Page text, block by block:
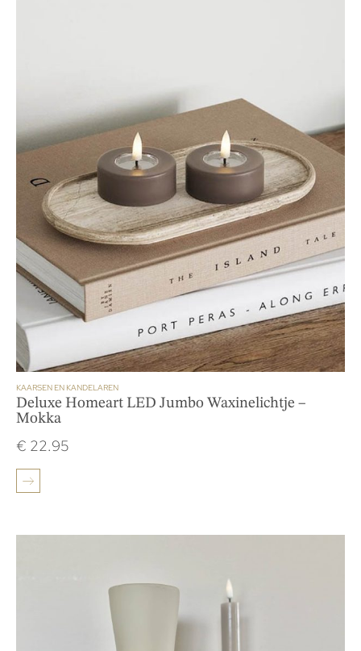
KAARSEN EN KANDELAREN
Deluxe Homeart LED Jumbo Waxinelichtje –
Mokka
€ 22.95